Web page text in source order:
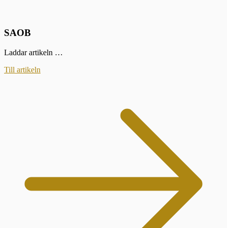
SAOB
Laddar artikeln …
Till artikeln